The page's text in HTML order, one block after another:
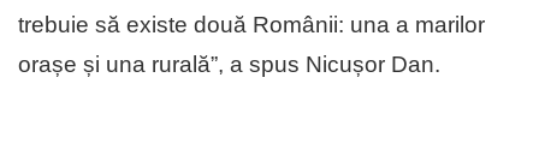
trebuie să existe două Românii: una a marilor
orașe și una rurală”, a spus Nicușor Dan.